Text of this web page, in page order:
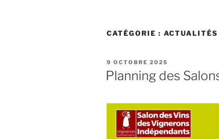
CATÉGORIE : ACTUALITÉS
PUBLIÉ
LE
9 OCTOBRE 2025
Planning des